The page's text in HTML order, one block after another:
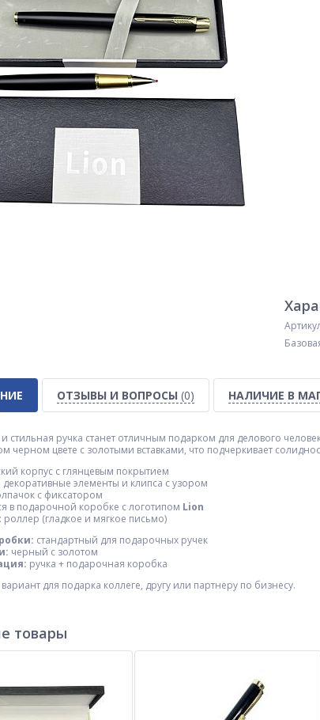
ОТЗЫВЫ И ВОПРОСЫ (0) НАЛИЧИЕ В
стильная ручка станет отличным подарком для делового
черном цвете с золотыми вставками, что подчеркивает
корпус с глянцевым покрытием
декоративные элементы и клипса с узором
с фиксатором
в подарочной коробке с логотипом Lion
роллер (гладкое и мягкое письмо)
стандартный для подарочных ручек
черный с золотом
ручка + подарочная коробка
для подарка коллеге, другу или партнеру по бизнесу.
товары